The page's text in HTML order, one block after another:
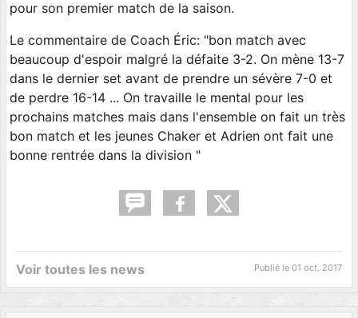
pour son premier match de la saison.
Le commentaire de Coach Éric: "bon match avec
beaucoup d'espoir malgré la défaite 3-2. On mène 13-7
dans le dernier set avant de prendre un sévère 7-0 et
de perdre 16-14 ... On travaille le mental pour les
prochains matches mais dans l'ensemble on fait un très
bon match et les jeunes Chaker et Adrien ont fait une
bonne rentrée dans la division "
Voir toutes les news Publié le 01 oct. 2017